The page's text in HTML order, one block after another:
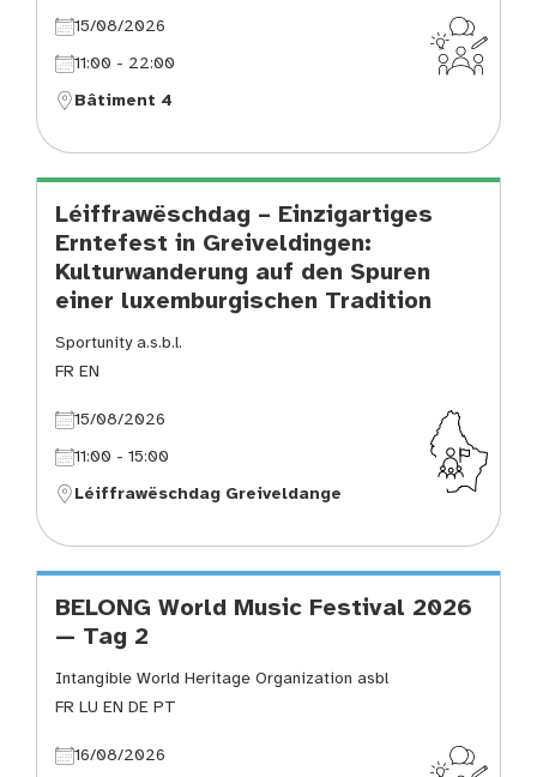
15/08/2026
11:00 - 22:00
Bâtiment 4
Léiffrawëschdag – Einzigartiges
Erntefest in Greiveldingen:
Kulturwanderung auf den Spuren
einer luxemburgischen Tradition
Sportunity a.s.b.l.
FR EN
15/08/2026
11:00 - 15:00
Léiffrawëschdag Greiveldange
BELONG World Music Festival 2026
— Tag 2
Intangible World Heritage Organization asbl
FR LU EN DE PT
16/08/2026